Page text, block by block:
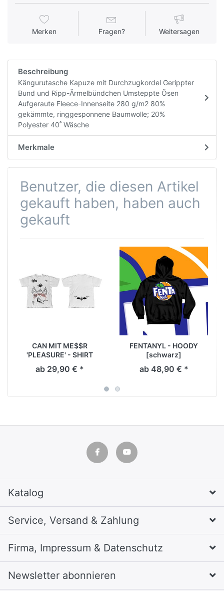
Merken Fragen? Weitersagen
Beschreibung
Kängurutasche Kapuze mit Durchzugkordel Gerippter
Bund und Ripp-Ärmelbündchen Umsteppte Ösen
Aufgeraute Fleece-Innenseite 280 g/m2 80%
gekämmte, ringgesponnene Baumwolle; 20%
Polyester 40˚ Wäsche
Merkmale
Benutzer, die diesen Artikel
gekauft haben, haben auch
gekauft
CAN MIT ME$$R
'PLEASURE' - SHIRT
ab 29,90 € *
FENTANYL - HOODY
[schwarz]
ab 48,90 € *
Katalog
Service, Versand & Zahlung
Firma, Impressum & Datenschutz
Newsletter abonnieren